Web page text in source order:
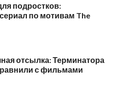
подростков:
по мотивам The
отсылка: Терминатора
с фильмами